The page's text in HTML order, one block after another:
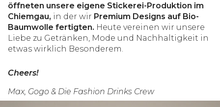
öffneten unsere eigene Stickerei-Produktion im
Chiemgau, in der wir Premium Designs auf Bio-
Baumwolle fertigten. Heute vereinen wir unsere
Liebe zu Getränken, Mode und Nachhaltigkeit in
etwas wirklich Besonderem.
Cheers!
Max, Gogo & Die Fashion Drinks Crew